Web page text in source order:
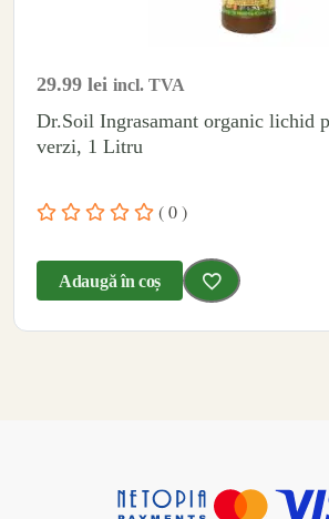
29.99 lei incl. TVA
Dr.Soil Ingrasamant organic lichid
verzi, 1 Litru
( 0 )
Adaugă în coș